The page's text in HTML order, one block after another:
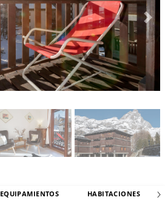
EQUIPAMIENTOS HABITACIONES